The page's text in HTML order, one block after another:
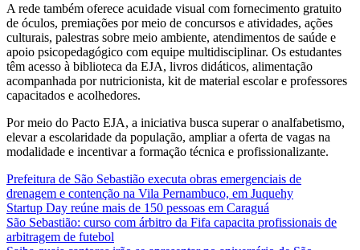
A rede também oferece acuidade visual com fornecimento gratuito
de óculos, premiações por meio de concursos e atividades, ações
culturais, palestras sobre meio ambiente, atendimentos de saúde e
apoio psicopedagógico com equipe multidisciplinar. Os estudantes
têm acesso à biblioteca da EJA, livros didáticos, alimentação
acompanhada por nutricionista, kit de material escolar e professores
capacitados e acolhedores.
Por meio do Pacto EJA, a iniciativa busca superar o analfabetismo,
elevar a escolaridade da população, ampliar a oferta de vagas na
modalidade e incentivar a formação técnica e profissionalizante.
Prefeitura de São Sebastião executa obras emergenciais de
drenagem e contenção na Vila Pernambuco, em Juquehy
Startup Day reúne mais de 150 pessoas em Caraguá
São Sebastião: curso com árbitro da Fifa capacita profissionais de
arbitragem de futebol